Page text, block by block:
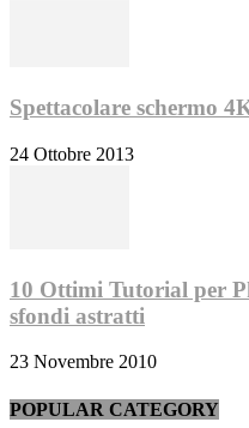
Spettacolare schermo
24 Ottobre 2013
10 Ottimi Tutorial per
sfondi astratti
23 Novembre 2010
POPULAR CATEGORY